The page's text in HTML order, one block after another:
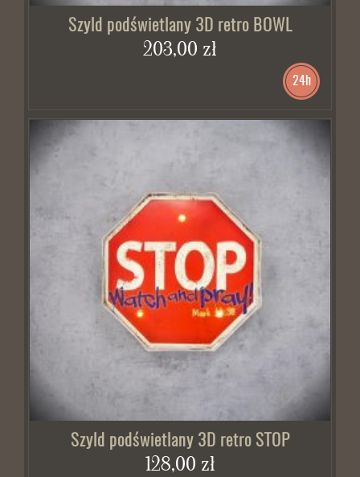
Szyld podświetlany 3D retro BOWL
203,00 zł
24h
Szyld podświetlany 3D retro STOP
128,00 zł